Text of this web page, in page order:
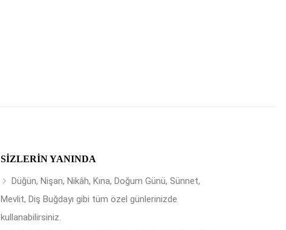
SIZLERIN YANINDA
Düğün, Nişan, Nikâh, Kına, Doğum Günü, Sünnet,
Mevlit, Diş Buğdayı gibi tüm özel günlerinizde
kullanabilirsiniz.